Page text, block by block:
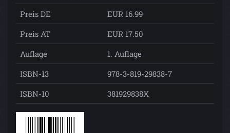
Preis DE
EUR 16.99
Preis AT
EUR 17.50
Auflage
1. Auflage
ISBN-13
978-3-819-29838-7
ISBN-10
381929838X